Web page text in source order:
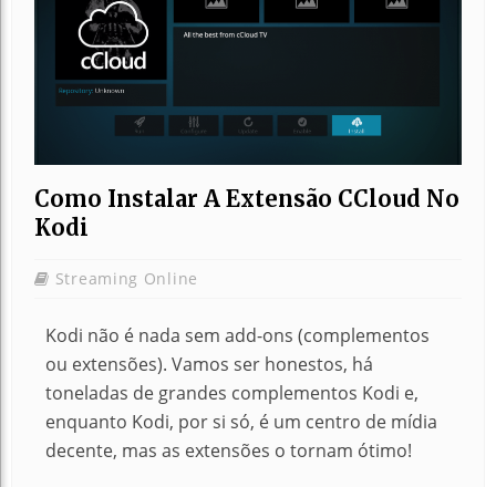
Como Instalar A Extensão CCloud No
Kodi
Streaming Online
Kodi não é nada sem add-ons (complementos
ou extensões). Vamos ser honestos, há
toneladas de grandes complementos Kodi e,
enquanto Kodi, por si só, é um centro de mídia
decente, mas as extensões o tornam ótimo!